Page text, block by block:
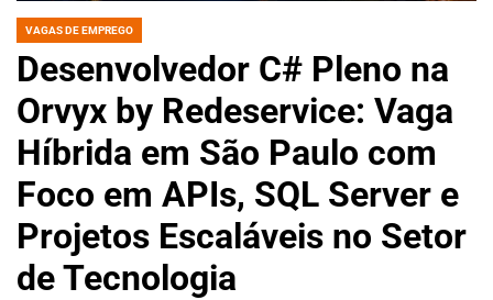
POSTED
VAGAS DE EMPREGO
Desenvolvedor C# Pleno na
Orvyx by Redeservice: Vaga
Híbrida em São Paulo com
Foco em APIs, SQL Server e
Projetos Escaláveis no Setor
de Tecnologia